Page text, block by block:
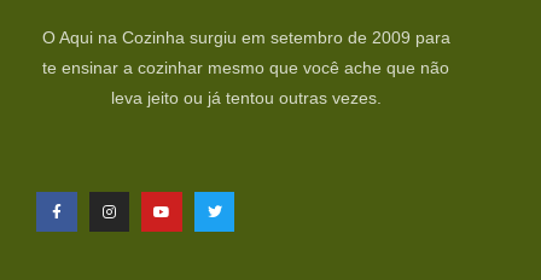
O Aqui na Cozinha surgiu em setembro de 2009 para
te ensinar a cozinhar mesmo que você ache que não
leva jeito ou já tentou outras vezes.